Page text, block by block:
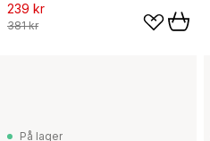
239 kr
381 kr
På lager